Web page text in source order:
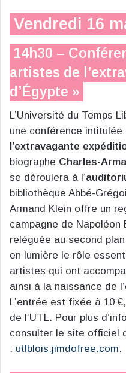
Vendredi 16
14h30 –
artistes de
d’Égypte »
L’Université du Temps
une conférence intitulée
l’extravagante
biographe Charles-
se déroulera à l’
bibliothèque Abbé-
Armand Klein offre un
campagne de Napoléon
reléguée au second
en lumière le rôle
artistes qui ont
ainsi à la naissance de
L’entrée est fixée à 10
de l’UTL. Pour plus
consulter le site officiel
: utlblois.jimdofree.com.